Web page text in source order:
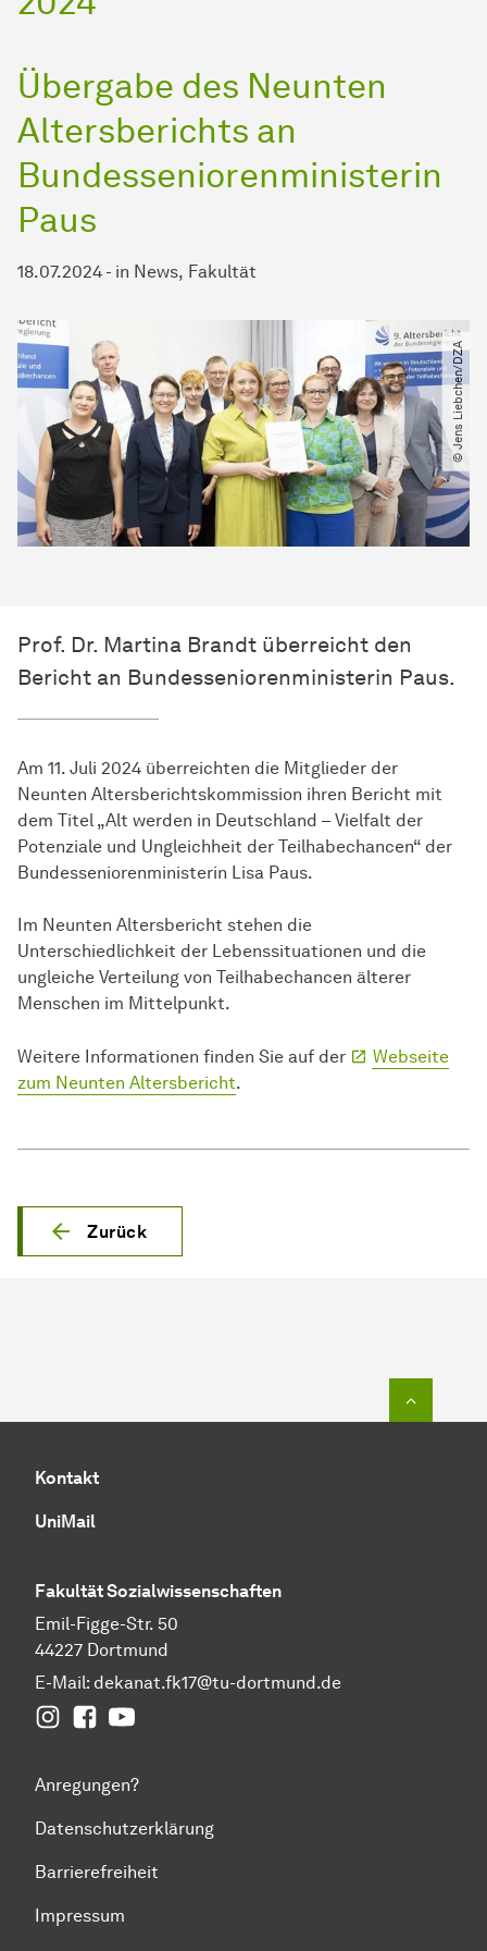
Übergabe des Neunten
Altersberichts an
Bundesseniorenministerin
Paus
18.07.2024 - in News Fakultät
© Jens Liebchen​/​DZA
Prof. Dr. Martina Brandt überreicht den
Bericht an Bundesseniorenministerin Paus.
Am 11. Juli 2024 überreichten die Mitglieder der
Neunten Altersberichtskommission ihren Bericht mit
dem Titel „Alt werden in Deutschland – Vielfalt der
Potenziale und Ungleichheit der Teilhabechancen“ der
Bundesseniorenministerin Lisa Paus.
Im Neunten Altersbericht stehen die
Unterschiedlichkeit der Lebenssituationen und die
ungleiche Verteilung von Teilhabechancen älterer
Menschen im Mittelpunkt.
Weitere Informationen finden Sie auf der
Webseite
zum Neunten Altersbericht.
Zurück
Kontakt
UniMail
FakultätSozial­wissen­schaften
Emil-Figge-Str. 50
44227 Dortmund
E-Mail: dekanat.fk17@tu-dortmund.de
InstagramFacebook
YouTube
Anregungen?
Datenschutzerklärung
Barrierefreiheit
Impressum